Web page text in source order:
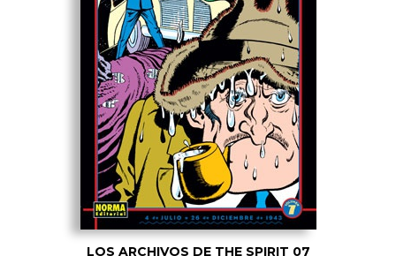
LOS ARCHIVOS DE THE SPIRIT 07